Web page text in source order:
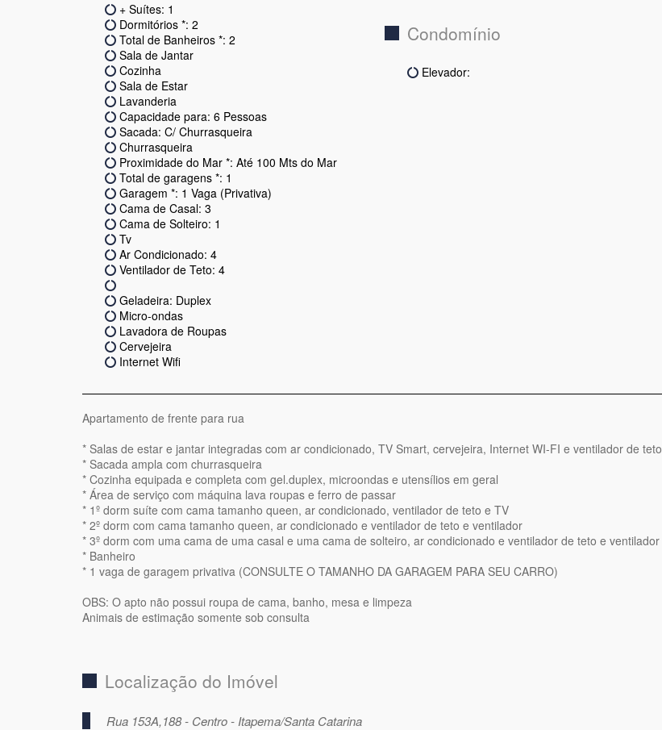
+ Suítes: 1
Dormitórios *: 2
Total de Banheiros *: 2
Sala de Jantar
Cozinha
Sala de Estar
Lavanderia
Capacidade para: 6 Pessoas
Sacada: C/ Churrasqueira
Churrasqueira
Proximidade do Mar *: Até 100 Mts do Mar
Total de garagens *: 1
Garagem *: 1 Vaga (Privativa)
Cama de Casal: 3
Cama de Solteiro: 1
Tv
Ar Condicionado: 4
Ventilador de Teto: 4
Geladeira: Duplex
Micro-ondas
Lavadora de Roupas
Cervejeira
Internet Wifi
Condomínio
Elevador:
Apartamento de frente para rua
* Salas de estar e jantar integradas com ar condicionado, TV Smart, cervejeira, Internet WI-FI e ventilador de teto
* Sacada ampla com churrasqueira
* Cozinha equipada e completa com gel.duplex, microondas e utensílios em geral
* Área de serviço com máquina lava roupas e ferro de passar
* 1º dorm suíte com cama tamanho queen, ar condicionado, ventilador de teto e TV
* 2º dorm com cama tamanho queen, ar condicionado e ventilador de teto e ventilador
* 3º dorm com uma cama de uma casal e uma cama de solteiro, ar condicionado e ventilador de teto e ventilador
* Banheiro
* 1 vaga de garagem privativa (CONSULTE O TAMANHO DA GARAGEM PARA SEU CARRO)
OBS: O apto não possui roupa de cama, banho, mesa e limpeza
Animais de estimação somente sob consulta
Localização do Imóvel
Rua 153A,188 - Centro - Itapema/Santa Catarina